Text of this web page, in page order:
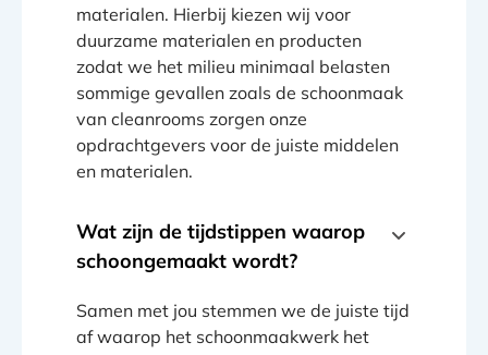
materialen. Hierbij kiezen wij voor
duurzame materialen en producten
zodat we het milieu minimaal belasten
sommige gevallen zoals de schoonmaak
van cleanrooms zorgen onze
opdrachtgevers voor de juiste middelen
en materialen.
Wat zijn de tijdstippen waarop
schoongemaakt wordt?
Samen met jou stemmen we de juiste tijd
af waarop het schoonmaakwerk het